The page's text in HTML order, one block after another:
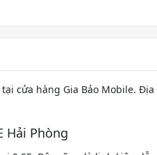
cửa hàng Gia Bảo Mobile.
Hải Phòng